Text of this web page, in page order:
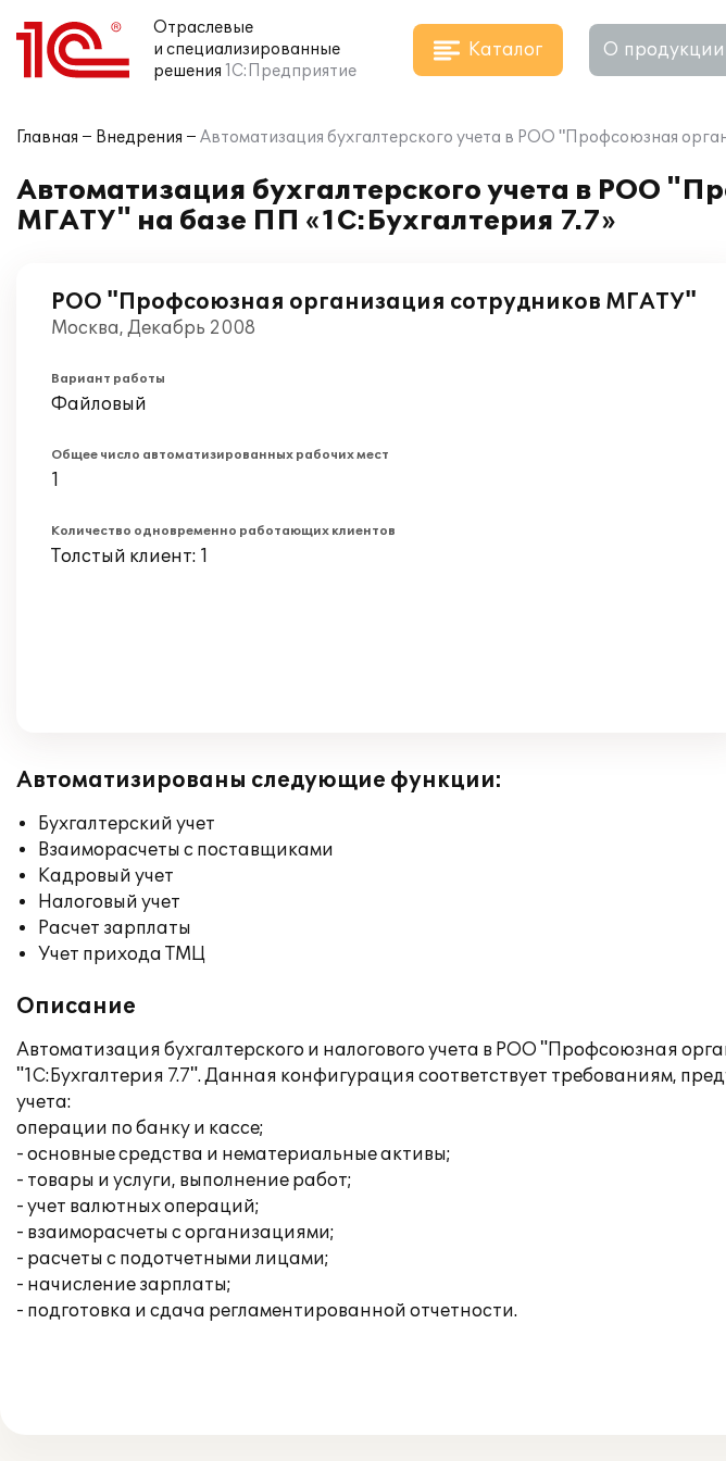
Отраслевые
и специализированные
решения 1С:Предприятие
Каталог О продукции
Главная Внедрения Автоматизация бухгалтерского учета в РОО "Профсоюзная
Автоматизация бухгалтерского учета в РОО
МГАТУ" на базе ПП «1С:Бухгалтерия 7.7»
РОО "Профсоюзная организация сотрудников МГАТУ"
Москва, Декабрь 2008
Вариант работы
Файловый
Общее число автоматизированных рабочих мест
1
Количество одновременно работающих клиентов
Толстый клиент: 1
Автоматизированы следующие функции:
Бухгалтерский учет
Взаиморасчеты с поставщиками
Кадровый учет
Налоговый учет
Расчет зарплаты
Учет прихода ТМЦ
Описание
Автоматизация бухгалтерского и налогового учета в РОО "Профсоюзная
"1С:Бухгалтерия 7.7". Данная конфигурация соответствует требованиям,
учета:
операции по банку и кассе;
- основные средства и нематериальные активы;
- товары и услуги, выполнение работ;
- учет валютных операций;
- взаиморасчеты с организациями;
- расчеты с подотчетными лицами;
- начисление зарплаты;
- подготовка и сдача регламентированной отчетности.